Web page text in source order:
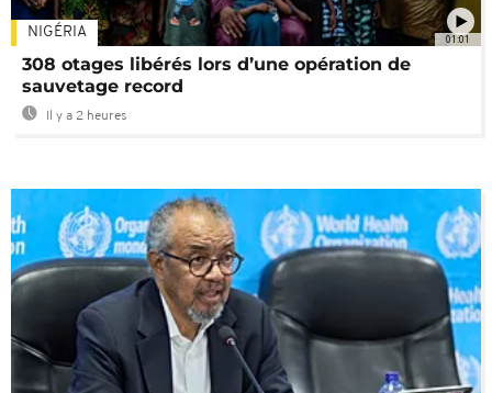
01:01
NIGÉRIA
308 otages libérés lors d’une opération de
sauvetage record
Il y a 2 heures